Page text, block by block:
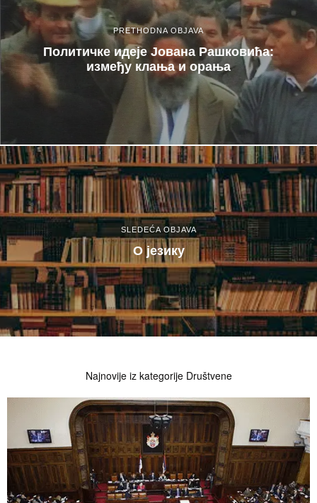
PRETHODNA OBJAVA
Политичке идеје Јована Рашковића:
између клања и орања
SLEDEĆA OBJAVA
О језику
Najnovije iz kategorije Društvene